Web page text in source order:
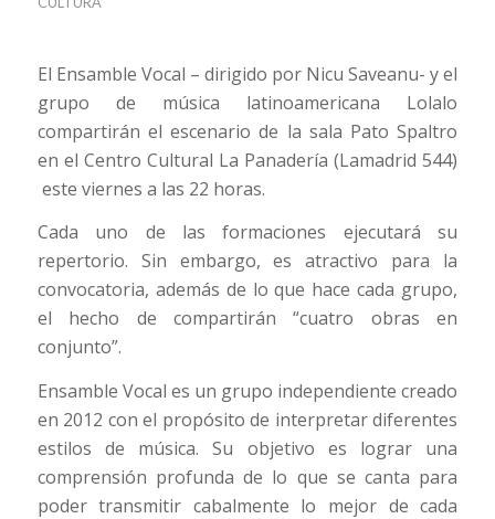
El Ensamble Vocal – dirigido por Nicu Saveanu- y el
grupo de música latinoamericana Lolalo
compartirán el escenario de la sala Pato Spaltro
en el Centro Cultural La Panadería (Lamadrid 544)
este viernes a las 22 horas.
Cada uno de las formaciones ejecutará su
repertorio. Sin embargo, es atractivo para la
convocatoria, además de lo que hace cada grupo,
el hecho de compartirán “cuatro obras en
conjunto”.
Ensamble Vocal es un grupo independiente creado
en 2012 con el propósito de interpretar diferentes
estilos de música. Su objetivo es lograr una
comprensión profunda de lo que se canta para
poder transmitir cabalmente lo mejor de cada